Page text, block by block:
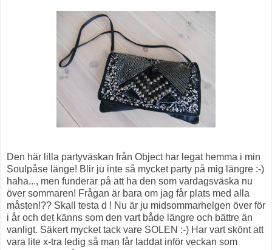
Den här lilla partyväskan från Object har legat hemma i min
Soulpåse länge! Blir ju inte så mycket party på mig längre :-)
haha..., men funderar på att ha den som vardagsväska nu
över sommaren! Frågan är bara om jag får plats med alla
måsten!?? Skall testa d ! Nu är ju midsommarhelgen över för
i år och det känns som den vart både längre och bättre än
vanligt. Säkert mycket tack vare SOLEN :-) Har vart skönt att
vara lite x-tra ledig så man får laddat inför veckan som